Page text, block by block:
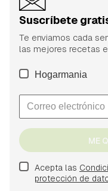
Suscríbete
Te enviamos cada
las mejores recetas e
Hogarmania
ME
Acepta las
protección de